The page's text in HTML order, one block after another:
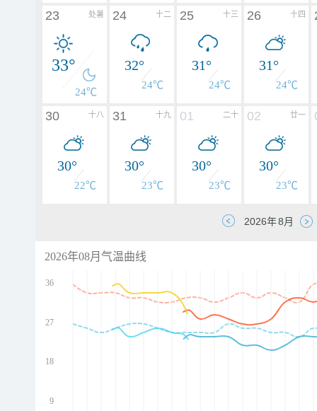
处暑
23
33°
24℃
十二
24
32°
24℃
十三
25
31°
24℃
十四
26
31°
24℃
十八
30
30°
22℃
十九
31
30°
23℃
二十
01
30°
23℃
廿一
02
30°
23℃
2026年08月气温曲线
36
27
18
9